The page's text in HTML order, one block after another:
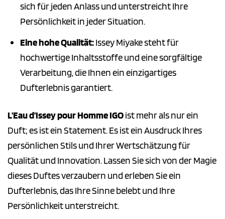
sich für jeden Anlass und unterstreicht Ihre
Persönlichkeit in jeder Situation.
Eine hohe Qualität:Issey Miyake steht für
hochwertige Inhaltsstoffe und eine sorgfältige
Verarbeitung, die Ihnen ein einzigartiges
Dufterlebnis garantiert.
L’Eau d’Issey pour Homme IGOist mehr als nur ein
Duft; es ist ein Statement. Es ist ein Ausdruck Ihres
persönlichen Stils und Ihrer Wertschätzung für
Qualität und Innovation. Lassen Sie sich von der Magie
dieses Duftes verzaubern und erleben Sie ein
Dufterlebnis, das Ihre Sinne belebt und Ihre
Persönlichkeit unterstreicht.